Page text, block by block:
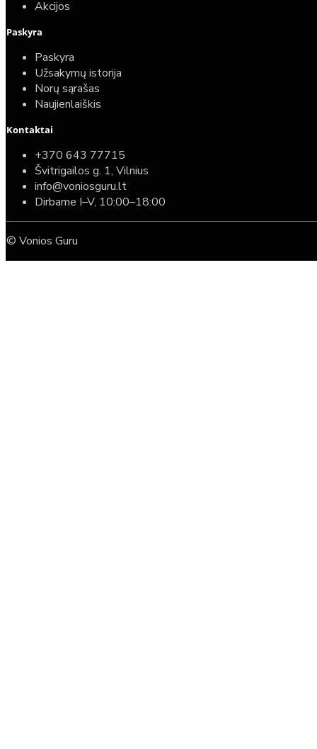
Akcijos
Paskyra
Paskyra
Užsakymų istorija
Norų sąrašas
Naujienlaiškis
Kontaktai
+370 643 77715
Švitrigailos g. 1, Vilnius
info@voniosguru.lt
Dirbame I–V, 10:00–18:00
© Vonios Guru